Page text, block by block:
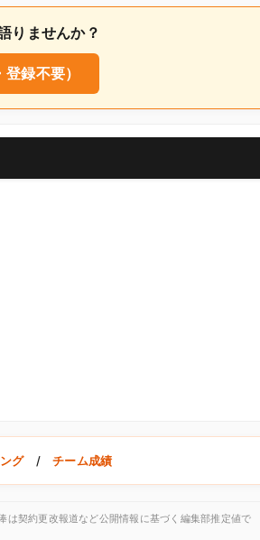
りませんか？
録不要）
グ/チーム成績
契約更改報道など公開情報に基づく編集部推定値で